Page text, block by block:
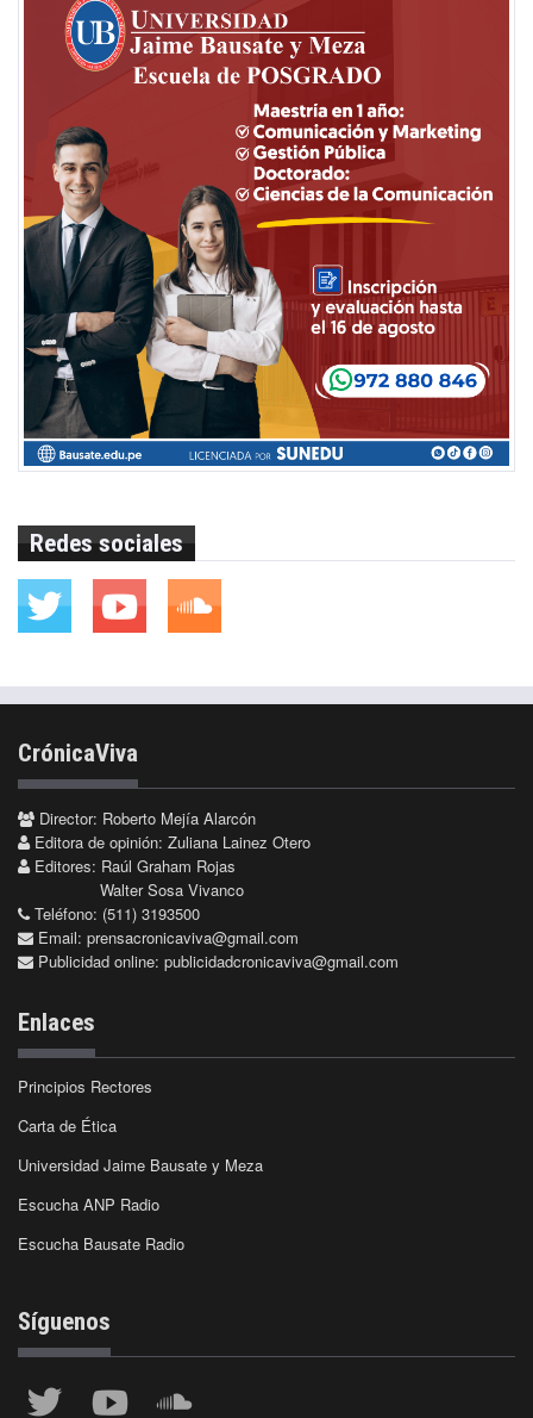
Redes sociales
CrónicaViva
Director: Roberto Mejía Alarcón
Editora de opinión: Zuliana Lainez Otero
Editores: Raúl Graham Rojas
Walter Sosa Vivanco
Teléfono: (511) 3193500
Email: prensacronicaviva@gmail.com
Publicidad online: publicidadcronicaviva@gmail.com
Enlaces
Principios Rectores
Carta de Ética
Universidad Jaime Bausate y Meza
Escucha ANP Radio
Escucha Bausate Radio
Síguenos